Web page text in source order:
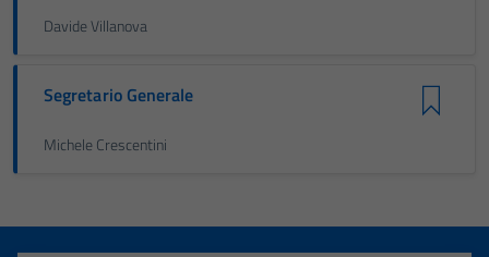
Davide Villanova
Segretario Generale
Michele Crescentini